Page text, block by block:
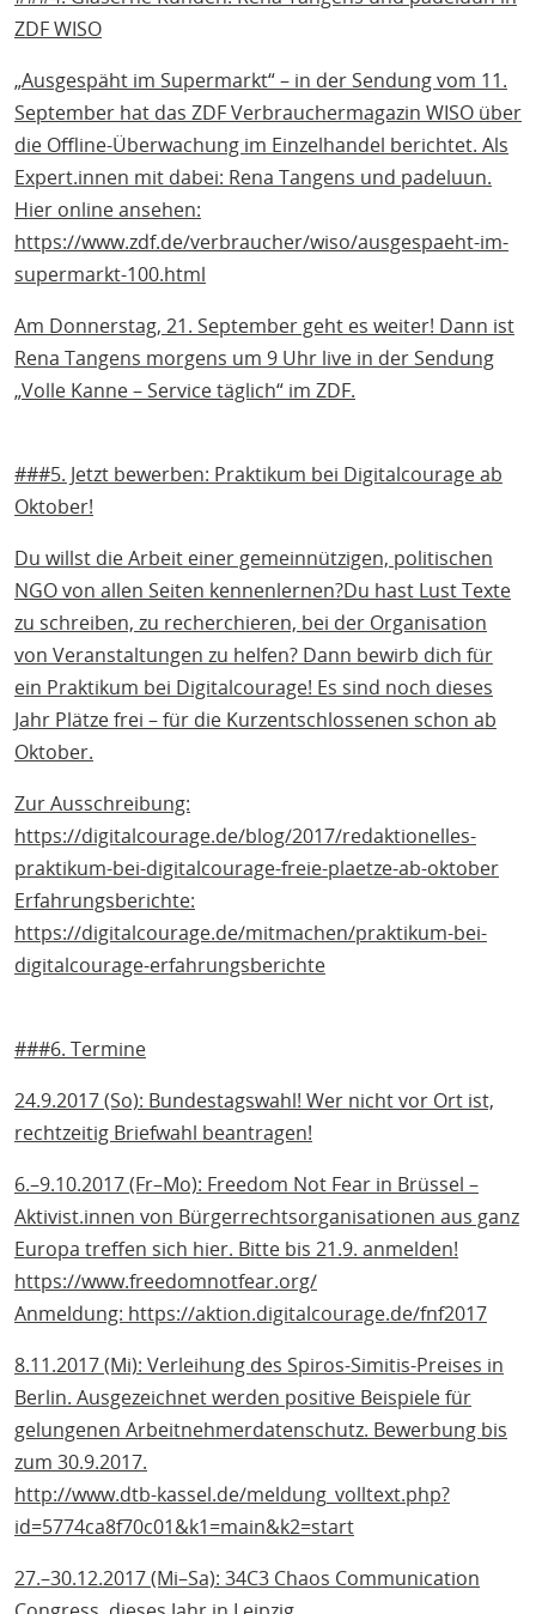
ZDF WISO
„Ausgespäht im Supermarkt“ – in der Sendung vom 11.
September hat das ZDF Verbrauchermagazin WISO über
die Offline-Überwachung im Einzelhandel berichtet. Als
Expert.innen mit dabei: Rena Tangens und padeluun.
Hier online ansehen:
https://www.zdf.de/verbraucher/wiso/ausgespaeht-im-
supermarkt-100.html
Am Donnerstag, 21. September geht es weiter! Dann ist
Rena Tangens morgens um 9 Uhr live in der Sendung
„Volle Kanne – Service täglich“ im ZDF.
###5. Jetzt bewerben: Praktikum bei Digitalcourage ab
Oktober!
Du willst die Arbeit einer gemeinnützigen, politischen
NGO von allen Seiten kennenlernen?Du hast Lust Texte
zu schreiben, zu recherchieren, bei der Organisation
von Veranstaltungen zu helfen? Dann bewirb dich für
ein Praktikum bei Digitalcourage! Es sind noch dieses
Jahr Plätze frei – für die Kurzentschlossenen schon ab
Oktober.
Zur Ausschreibung:
https://digitalcourage.de/blog/2017/redaktionelles-
praktikum-bei-digitalcourage-freie-plaetze-ab-oktober
Erfahrungsberichte:
https://digitalcourage.de/mitmachen/praktikum-bei-
digitalcourage-erfahrungsberichte
###6. Termine
24.9.2017 (So): Bundestagswahl! Wer nicht vor Ort ist,
rechtzeitig Briefwahl beantragen!
6.–9.10.2017 (Fr–Mo): Freedom Not Fear in Brüssel –
Aktivist.innen von Bürgerrechtsorganisationen aus ganz
Europa treffen sich hier. Bitte bis 21.9. anmelden!
https://www.freedomnotfear.org/
Anmeldung: https://aktion.digitalcourage.de/fnf2017
8.11.2017 (Mi): Verleihung des Spiros-Simitis-Preises in
Berlin. Ausgezeichnet werden positive Beispiele für
gelungenen Arbeitnehmerdatenschutz. Bewerbung bis
zum 30.9.2017.
http://www.dtb-kassel.de/meldung_volltext.php?
id=5774ca8f70c01&k1=main&k2=start
27.–30.12.2017 (Mi–Sa): 34C3 Chaos Communication